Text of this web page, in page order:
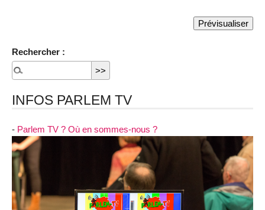
Rechercher :
INFOS PARLEM TV
- Parlem TV ? Où en sommes-nous ?